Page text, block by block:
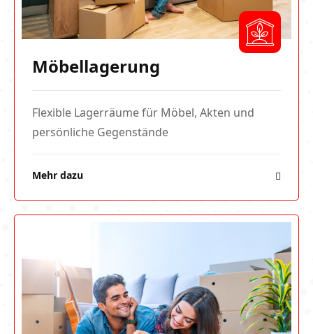
Möbellagerung
Flexible Lagerräume für Möbel, Akten und
persönliche Gegenstände
Mehr dazu